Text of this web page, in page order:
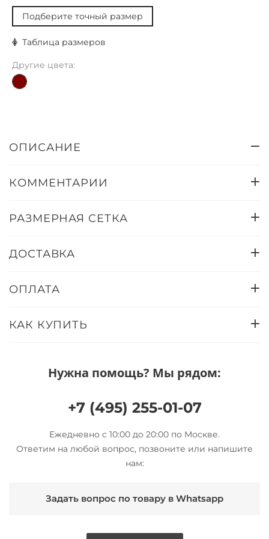
Подберите точный размер
Таблица размеров
Другие цвета:
ОПИСАНИЕ
КОММЕНТАРИИ
РАЗМЕРНАЯ СЕТКА
ДОСТАВКА
ОПЛАТА
КАК КУПИТЬ
Нужна помощь? Мы рядом:
+7 (495) 255-01-07
Ежедневно с 10:00 до 20:00 по Москве.
Ответим на любой вопрос, позвоните или напишите
нам:
Задать вопрос по товару в Whatsapp